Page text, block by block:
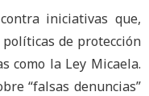
iniciativas que,
de protección
como la Ley Micaela.
“falsas denuncias”